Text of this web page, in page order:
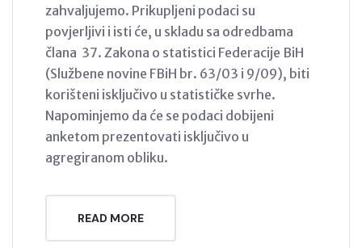
zahvaljujemo. Prikupljeni podaci su
povjerljivi i isti će, u skladu sa odredbama
člana 37. Zakona o statistici Federacije BiH
(Službene novine FBiH br. 63/03 i 9/09), biti
korišteni isključivo u statističke svrhe.
Napominjemo da će se podaci dobijeni
anketom prezentovati isključivo u
agregiranom obliku.
READ MORE